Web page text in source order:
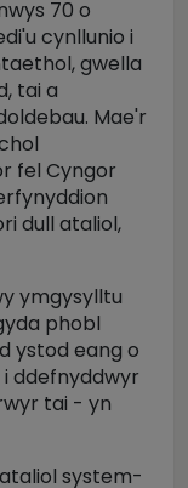
70 o
cynllunio i
gwella
tai a
Mae'r
fel Cyngor
dull ataliol,
ymgysylltu
phobl
ystod eang o
ddefnyddwyr
tai - yn
system-